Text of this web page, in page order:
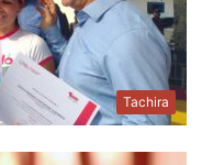
Tachira